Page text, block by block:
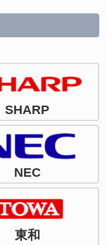
SHARP
NEC
東和